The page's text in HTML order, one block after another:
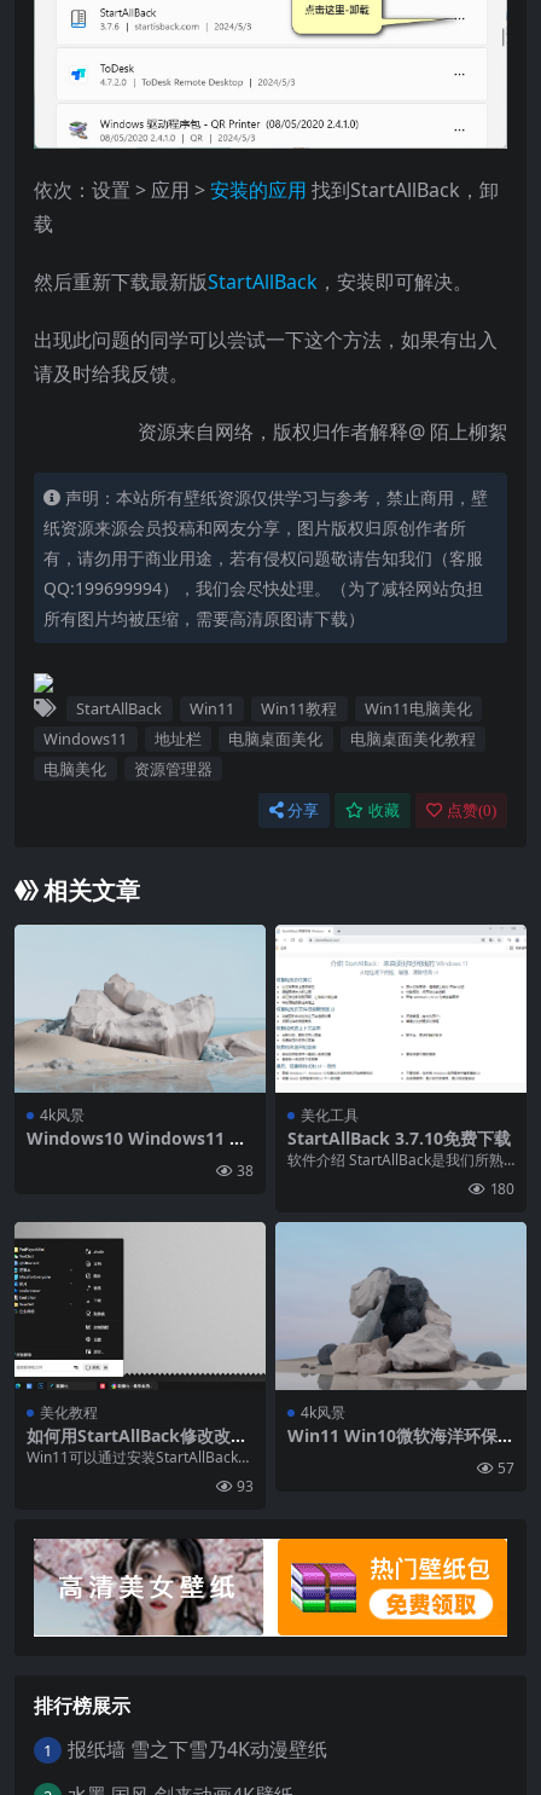
依次：设置 > 应用 >安装的应用 找到StartAllBack，卸
载
然后重新下载最新版StartAllBack ，安装即可解决。
出现此问题的同学可以尝试一下这个方法，如果有出入
请及时给我反馈。
资源来自网络，版权归作者解释@ 陌上柳絮
声明：本站所有壁纸资源仅供学习与参考，禁止商用，壁
纸资源来源会员投稿和网友分享，图片版权归原创作者所
有，请勿用于商业用途，若有侵权问题敬请告知我们（客服
QQ:199699994），我们会尽快处理。（为了减轻网站负担
所有图片均被压缩，需要高清原图请下载）
StartAllBack Win11 Win11教程
Win11电脑美化
Windows11
地址栏 电脑桌面美化
电脑桌面美化教程
电脑美化
资源管理器
分享 收藏 点赞(0)
相关文章
4k风景
Windows10 Windows11 微
38
美化工具
StartAllBack 3.7.10免费下载
软件介绍 StartAllBack是我们所熟
180
美化教程
如何用StartAllBack修改改Wi
ndows11开始菜单样式
Win11可以通过安装StartAllBack样
93
4k风景
Win11 Win10微软海洋环保主
57
排行榜展示
1 报纸墙 雪之下雪乃4K动漫壁纸